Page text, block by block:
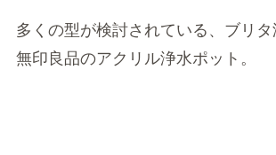
多くの型が検討されている、 ブリタ
無印良品のアクリル浄水ポット 。